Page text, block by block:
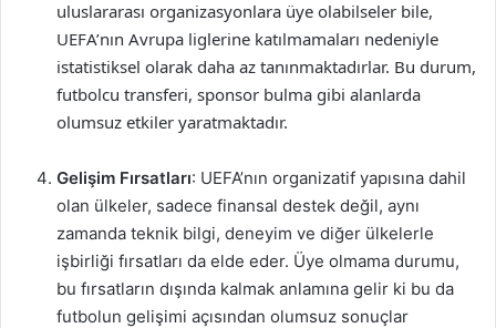
uluslararası organizasyonlara üye olabilseler bile,
UEFA’nın Avrupa liglerine katılmamaları nedeniyle
istatistiksel olarak daha az tanınmaktadırlar. Bu durum,
futbolcu transferi, sponsor bulma gibi alanlarda
olumsuz etkiler yaratmaktadır.
Gelişim Fırsatları: UEFA’nın organizatif yapısına dahil
olan ülkeler, sadece finansal destek değil, aynı
zamanda teknik bilgi, deneyim ve diğer ülkelerle
işbirliği fırsatları da elde eder. Üye olmama durumu,
bu fırsatların dışında kalmak anlamına gelir ki bu da
futbolun gelişimi açısından olumsuz sonuçlar